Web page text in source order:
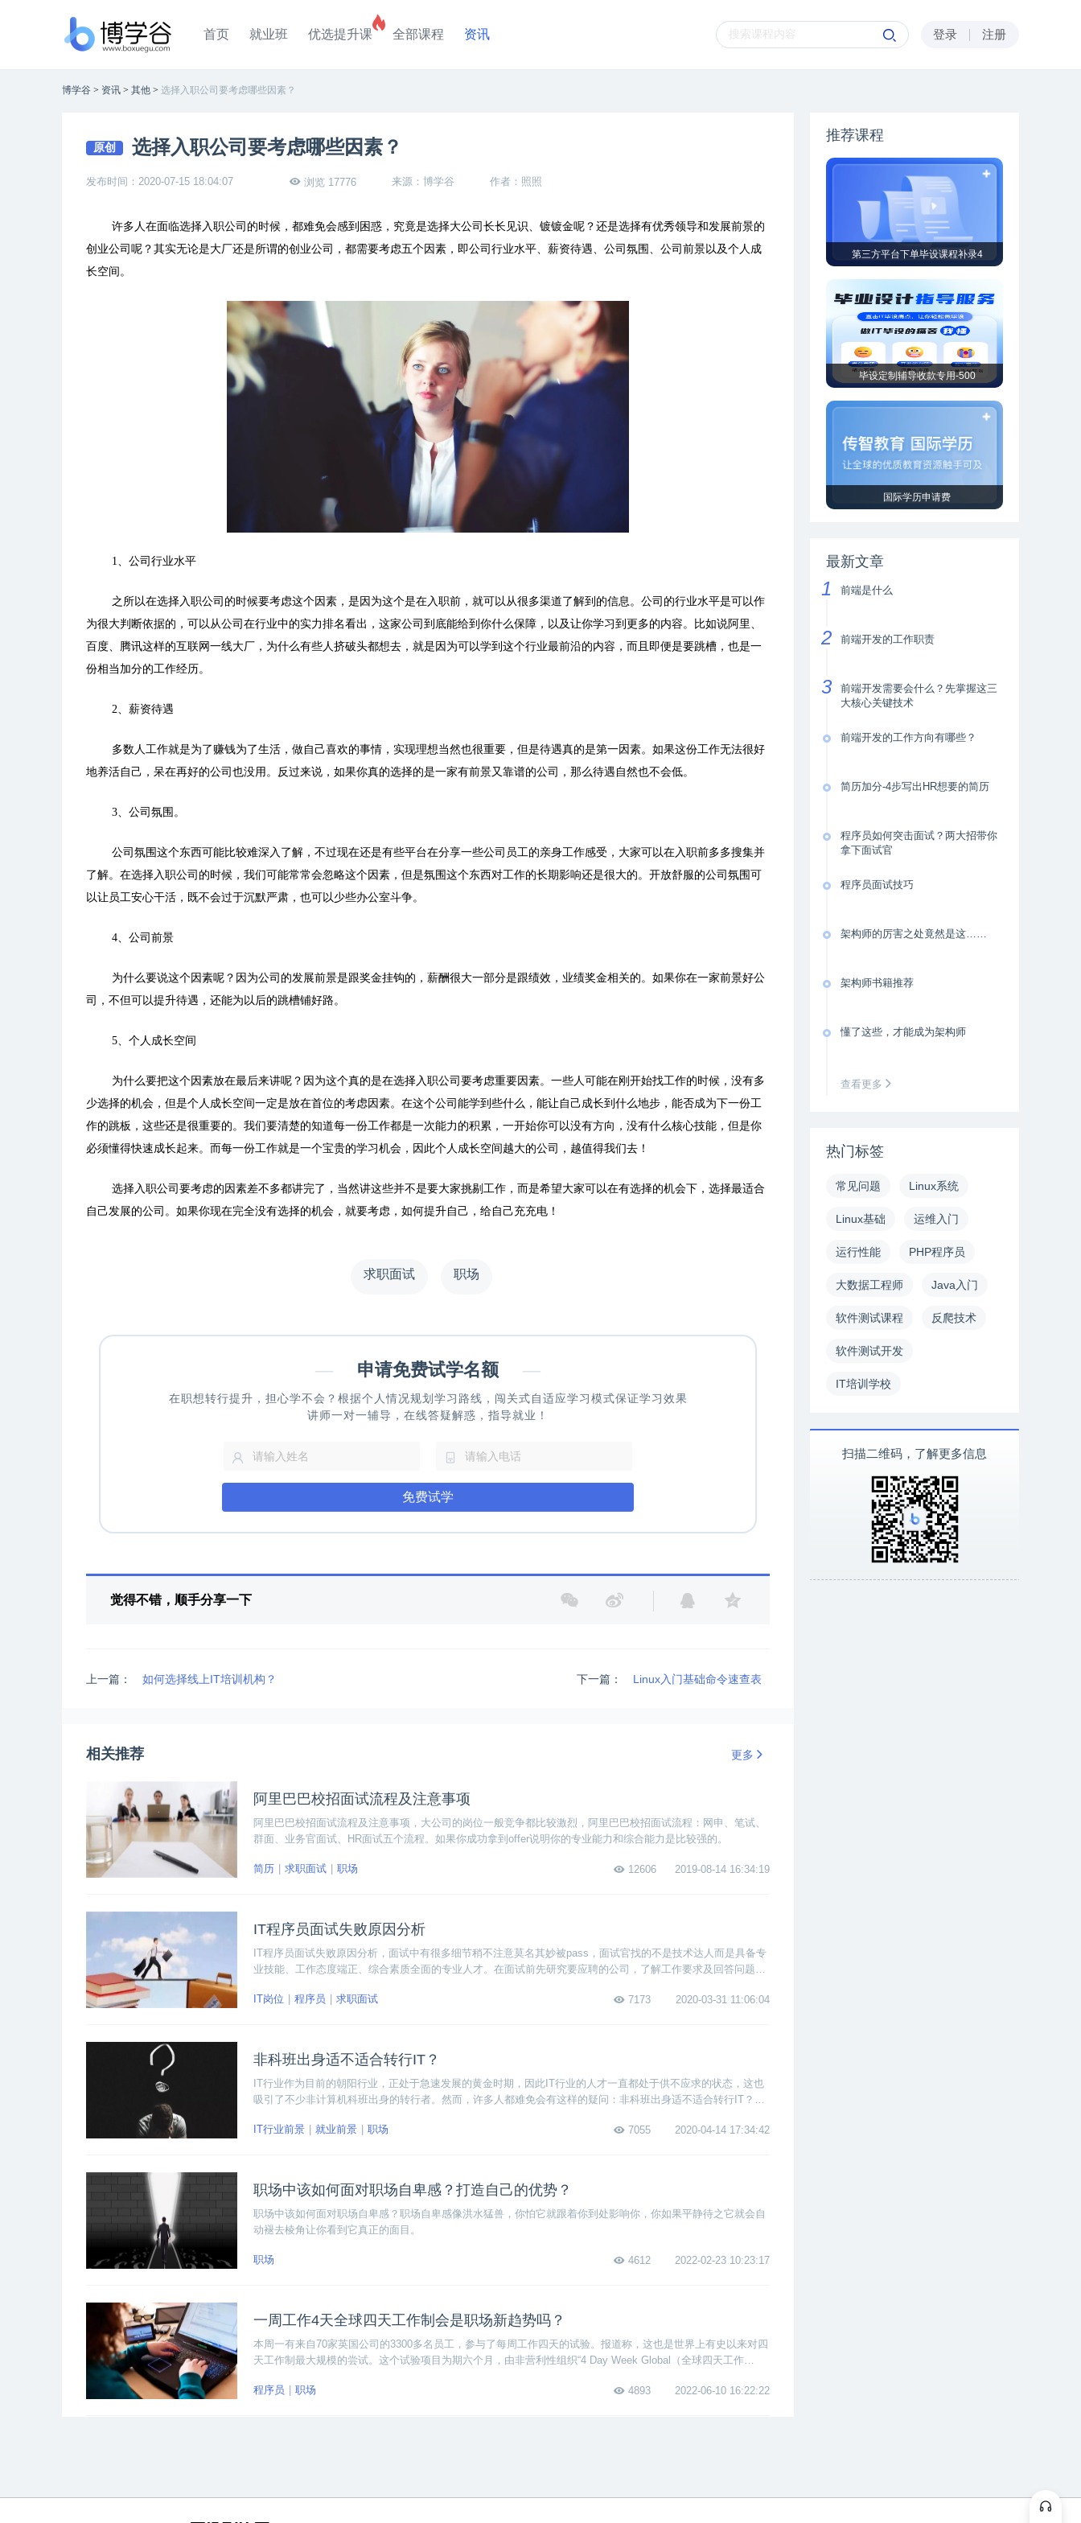
首页 就业班 优选提升课 全部课程 资讯 登录 注册
博学谷 > 资讯 > 其他 > 选择入职公司要考虑哪些因素？
原创 选择入职公司要考虑哪些因素？
发布时间：2020-07-15 18:04:07 浏览 17776 来源：博学谷 作者：照照
许多人在面临选择入职公司的时候，都难免会感到困惑，究竟是选择大公司长长见识、镀镀金呢？还是选择有优秀领导和发展前景的
创业公司呢？其实无论是大厂还是所谓的创业公司，都需要考虑五个因素，即公司行业水平、薪资待遇、公司氛围、公司前景以及个人成
长空间。
1、公司行业水平
之所以在选择入职公司的时候要考虑这个因素，是因为这个是在入职前，就可以从很多渠道了解到的信息。公司的行业水平是可以作
为很大判断依据的，可以从公司在行业中的实力排名看出，这家公司到底能给到你什么保障，以及让你学习到更多的内容。比如说阿里、
百度、腾讯这样的互联网一线大厂，为什么有些人挤破头都想去，就是因为可以学到这个行业最前沿的内容，而且即便是要跳槽，也是一
份相当加分的工作经历。
2、薪资待遇
多数人工作就是为了赚钱为了生活，做自己喜欢的事情，实现理想当然也很重要，但是待遇真的是第一因素。如果这份工作无法很好
地养活自己，呆在再好的公司也没用。反过来说，如果你真的选择的是一家有前景又靠谱的公司，那么待遇自然也不会低。
3、公司氛围。
公司氛围这个东西可能比较难深入了解，不过现在还是有些平台在分享一些公司员工的亲身工作感受，大家可以在入职前多多搜集并
了解。在选择入职公司的时候，我们可能常常会忽略这个因素，但是氛围这个东西对工作的长期影响还是很大的。开放舒服的公司氛围可
以让员工安心干活，既不会过于沉默严肃，也可以少些办公室斗争。
4、公司前景
为什么要说这个因素呢？因为公司的发展前景是跟奖金挂钩的，薪酬很大一部分是跟绩效，业绩奖金相关的。如果你在一家前景好公
司，不但可以提升待遇，还能为以后的跳槽铺好路。
5、个人成长空间
为什么要把这个因素放在最后来讲呢？因为这个真的是在选择入职公司要考虑重要因素。一些人可能在刚开始找工作的时候，没有多
少选择的机会，但是个人成长空间一定是放在首位的考虑因素。在这个公司能学到些什么，能让自己成长到什么地步，能否成为下一份工
作的跳板，这些还是很重要的。我们要清楚的知道每一份工作都是一次能力的积累，一开始你可以没有方向，没有什么核心技能，但是你
必须懂得快速成长起来。而每一份工作就是一个宝贵的学习机会，因此个人成长空间越大的公司，越值得我们去！
选择入职公司要考虑的因素差不多都讲完了，当然讲这些并不是要大家挑剔工作，而是希望大家可以在有选择的机会下，选择最适合
自己发展的公司。如果你现在完全没有选择的机会，就要考虑，如何提升自己，给自己充充电！
求职面试 职场
— 申请免费试学名额 —
在职想转行提升，担心学不会？根据个人情况规划学习路线，闯关式自适应学习模式保证学习效果
讲师一对一辅导，在线答疑解惑，指导就业！
免费试学
觉得不错，顺手分享一下
上一篇： 如何选择线上IT培训机构？ 下一篇： Linux入门基础命令速查表
相关推荐 更多
阿里巴巴校招面试流程及注意事项
阿里巴巴校招面试流程及注意事项，大公司的岗位一般竞争都比较激烈，阿里巴巴校招面试流程：网申、笔试、
群面、业务官面试、HR面试五个流程。如果你成功拿到offer说明你的专业能力和综合能力是比较强的。
12606 2019-08-14 16:34:19
简历 求职面试 职场
IT程序员面试失败原因分析
IT程序员面试失败原因分析，面试中有很多细节稍不注意莫名其妙被pass，面试官找的不是技术达人而是具备专
业技能、工作态度端正、综合素质全面的专业人才。在面试前先研究要应聘的公司，了解工作要求及回答问题时
7173
2020-03-31 11:06:04
IT岗位 程序员 求职面试
非科班出身适不适合转行IT？
IT行业作为目前的朝阳行业，正处于急速发展的黄金时期，因此IT行业的人才一直都处于供不应求的状态，这也
吸引了不少非计算机科班出身的转行者。然而，许多人都难免会有这样的疑问：非科班出身适不适合转行IT？其
业就没有什么门槛吗？下面我们一起来看看。
7055 2020-04-14 17:34:42
IT行业前景 就业前景 职场
职场中该如何面对职场自卑感？打造自己的优势？
职场中该如何面对职场自卑感？职场自卑感像洪水猛兽，你怕它就跟着你到处影响你，你如果平静待之它就会自
动褪去棱角让你看到它真正的面目。
4612 2022-02-23 10:23:17
职场
一周工作4天全球四天工作制会是职场新趋势吗？
本周一有来自70家英国公司的3300多名员工，参与了每周工作四天的试验。报道称，这也是世界上有史以来对四
天工作制最大规模的尝试。这个试验项目为期六个月，由非营利性组织“4 Day Week Global（全球四天工作
们将收集试验结果并进行分析。
4893 2022-06-10 16:22:22
程序员 职场
推荐课程
第三方平台下单毕设课程补录4
毕设定制辅导收款专用-500
国际学历申请费
最新文章
前端是什么
前端开发的工作职责
前端开发需要会什么？先掌握这三
大核心关键技术
前端开发的工作方向有哪些？
简历加分-4步写出HR想要的简历
程序员如何突击面试？两大招带你
拿下面试官
程序员面试技巧
架构师的厉害之处竟然是这……
架构师书籍推荐
懂了这些，才能成为架构师
查看更多
热门标签
常见问题 Linux系统
Linux基础 运维入门
运行性能 PHP程序员
大数据工程师 Java入门
软件测试课程 反爬技术
软件测试开发
IT培训学校
扫描二维码，了解更多信息